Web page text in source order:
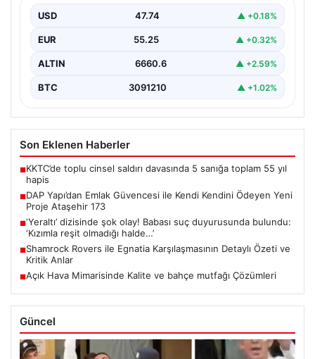
çeken DAP Gayrimenkul Geliştirme, müşterilerine
sunduğu yeni yaşam modeliyle…
USD 47.74 ▲ +0.18%
EUR 55.25 ▲ +0.32%
ALTIN 6660.6 ▲ +2.59%
BTC 3091210 ▲ +1.02%
Son Eklenen Haberler
■KKTC’de toplu cinsel saldırı davasında 5 sanığa toplam 55 yıl
hapis
■DAP Yapı’dan Emlak Güvencesi ile Kendi Kendini Ödeyen Yeni
Proje Ataşehir 173
■‘Yeraltı’ dizisinde şok olay! Babası suç duyurusunda bulundu:
‘Kızımla reşit olmadığı halde…’
■Shamrock Rovers ile Egnatia Karşılaşmasının Detaylı Özeti ve
Kritik Anlar
■Açık Hava Mimarisinde Kalite ve bahçe mutfağı Çözümleri
Güncel